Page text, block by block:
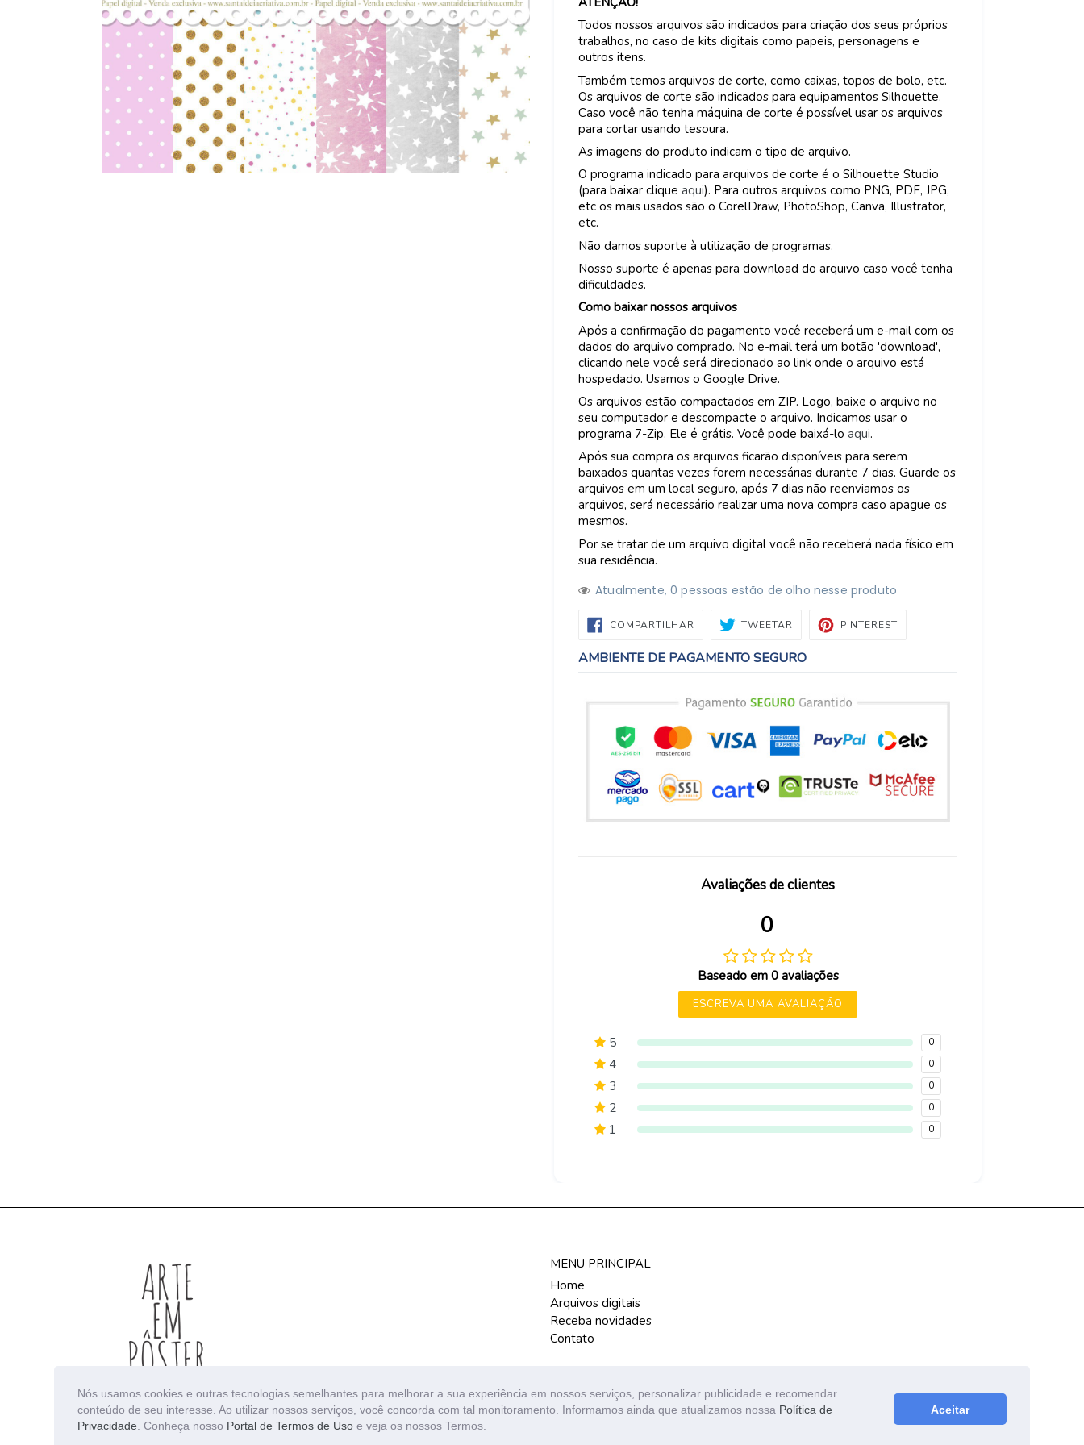
Nós usamos cookies e outras tecnologias semelhantes para melhorar a sua experiência em nossos serviços, personalizar publicidade e recomendar
conteúdo de seu interesse. Ao utilizar nossos serviços, você concorda com tal monitoramento. Informamos ainda que atualizamos nossa Política de
Privacidade . Conheça nosso Portal de Termos de Usoe veja os nossos Termos.
Aceitar
Todos nossos arquivos são indicados para criação dos seus próprios
trabalhos, no caso de kits digitais como papeis, personagens e
outros itens.
Também temos arquivos de corte, como caixas, topos de bolo, etc.
Os arquivos de corte são indicados para equipamentos Silhouette.
Caso você não tenha máquina de corte é possível usar os arquivos
para cortar usando tesoura.
As imagens do produto indicam o tipo de arquivo.
O programa indicado para arquivos de corte é o Silhouette Studio
(para baixar clique aqui). Para outros arquivos como PNG, PDF, JPG,
etc os mais usados são o CorelDraw, PhotoShop, Canva, Illustrator,
etc.
Não damos suporte à utilização de programas.
Nosso suporte é apenas para download do arquivo caso você tenha
dificuldades.
Como baixar nossos arquivos
Após a confirmação do pagamento você receberá um e-mail com os
dados do arquivo comprado. No e-mail terá um botão 'download',
clicando nele você será direcionado ao link onde o arquivo está
hospedado. Usamos o Google Drive.
Os arquivos estão compactados em ZIP. Logo, baixe o arquivo no
seu computador e descompacte o arquivo. Indicamos usar o
programa 7-Zip. Ele é grátis. Você pode baixá-lo aqui.
Após sua compra os arquivos ficarão disponíveis para serem
baixados quantas vezes forem necessárias durante 7 dias. Guarde os
arquivos em um local seguro, após 7 dias não reenviamos os
arquivos, será necessário realizar uma nova compra caso apague os
mesmos.
Por se tratar de um arquivo digital você não receberá nada físico em
sua residência.
Atualmente,2 3pessoas estão de olho nesse produto
COMPARTILHAR COMPARTILHAR
NO TWEETAR TWEETARPINTERESTPIN
AMBIENTE DE PAGAMENTO SEGURO
Avaliações de clientes
0
Baseado em 0 avaliações
ESCREVA UMA AVALIAÇÃO
5 0
4 0
3 0
2 0
1 0
MENU PRINCIPAL
Home
Arquivos digitais
Receba novidades
Contato
© 2026 Arte em Pôster